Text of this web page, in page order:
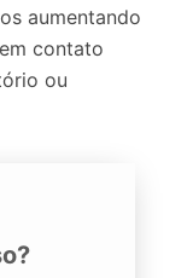
aumentando
contato
ou